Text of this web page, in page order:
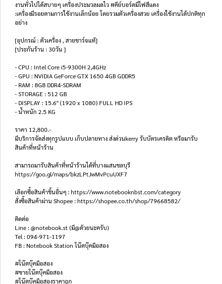
งานทั่วไปได้สบายๆ เครื่องประมวลผลไว #คีย์บอร์ดมีไฟสีแดง
:เครื่องมีรอยตามการใช้งานเล็กน้อย โดยรวมตัวเครื่องสวย เครื่องใช้งานได้ปกติทุก
อย่าง
[อุปกรณ์ : ตัวเครื่อง , สายชาร์จแท้]
[ประกันร้าน : 30วัน ]
- CPU : Intel Core i5-9300H 2,4GHz
- GPU : NVIDIA GeForce GTX 1650 4GB GDDR5
- RAM : 8GB DDR4-SDRAM
- STORAGE : 512 GB
- DISPLAY : 15.6" (1920 x 1080) FULL HD IPS
- น้ำหนัก 2.5 KG
ราคา 12,800.-
มีบริการจัดส่งทุกรูปแบบ เก็บปลายทาง ส่งด่วนkerry รับบัตรเครดิต หรือมารับ
สินค้าที่หน้าร้าน
สามารถมารับสินค้าที่หน้าร้านได้ที่บางแสนชลบุรี
https://goo.gl/maps/bkzLPtJwMvPcuUXF7
เลือกซื้อสินค้าชิ้นอื่นๆ : https://www.notebooknbst.com/category
สั่งซื้อสินค้าผ่าน Shopee : https://shopee.co.th/shop/79668582/
ติดต่อ
Line : @notebook.st (มี@ด้วยนะครับ)
Tel : 094-971-1197
FB : Notebook Station โน๊ตบุ๊คมือสอง
#โน๊ตบุ๊คมือสอง
#ขายโน๊ตบุ๊คมือสอง
#โน๊ตบุ๊คมือสองราคาถูก